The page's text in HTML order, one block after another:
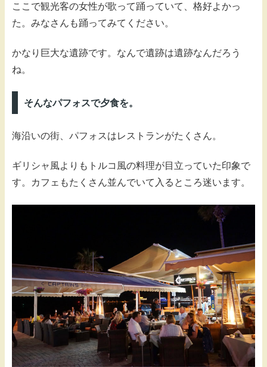
ここで観光客の女性が歌って踊っていて、格好よかっ
た。みなさんも踊ってみてください。
かなり巨大な遺跡です。なんで遺跡は遺跡なんだろう
ね。
そんなパフォスで夕食を。
海沿いの街、パフォスはレストランがたくさん。
ギリシャ風よりもトルコ風の料理が目立っていた印象で
す。カフェもたくさん並んでいて入るところ迷います。